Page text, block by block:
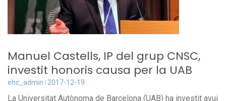
Manuel Castells, IP del grup CNSC,
investit honoris causa per la UAB
ehc_admin 2017-12-19
La Universitat Autònoma de Barcelona (UAB) ha investit avui